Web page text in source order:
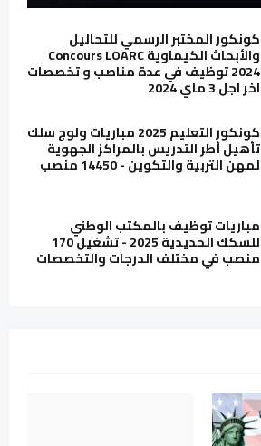
كونكور المختبر الرسمي للتحاليل
والأبحاث الكيماوية Concours LOARC
2024 توظيف في عدة مناصب و تخصصات
اخر اجل 3 ماي 2024
كونكور التعليم 2025 مباريات ولوج سلك
تأهيل أطر التدريس بالمراكز الجهوية
لمهن التربية والتكوين - 14450 منصب
مباريات توظيف بالمكتب الوطني
للسكك الحديدية 2025 - تشغيل 170
منصب في مختلف الدرجات والتخصصات